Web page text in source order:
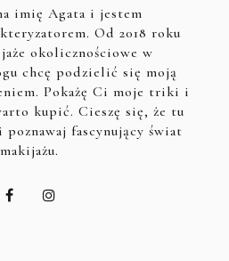
imię Agata i jestem
Od 2018 roku
okolicznościowe w
chcę podzielić się moją
Pokażę Ci moje triki i
kupić. Cieszę się, że tu
poznawaj fascynujący świat
makijażu.